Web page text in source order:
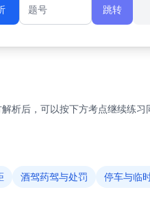
题号
跳转
析后，可以按下方考点继续练习
酒驾药驾与处罚 停车与临